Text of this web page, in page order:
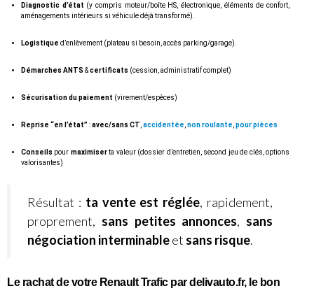
Diagnostic d’état (y compris moteur/boîte HS, électronique, éléments de confort,
aménagements intérieurs si véhicule déjà transformé).
Logistique d’enlèvement (plateau si besoin, accès parking/garage).
Démarches ANTS &certificats (cession, administratif complet)
Sécurisation du paiement (virement/espèces)
Reprise “en l’état”:avec/sans CT accidentée non roulante pour pièces
Conseils pour maximiserta valeur (dossier d’entretien, second jeu de clés, options
valorisantes)
Résultat : ta vente est réglée, rapidement,
proprement, sans petites annonces, sans
négociation interminableet sans risque.
Le rachat de votre Renault Trafic par delivauto.fr, le bon